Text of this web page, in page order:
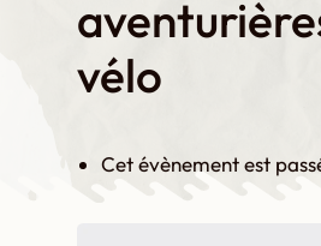
vélo
Cet évènement est